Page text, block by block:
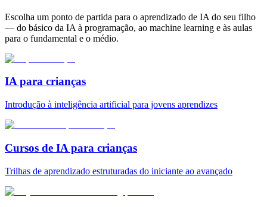
Escolha um ponto de partida para o aprendizado de IA do seu filho
— do básico da IA à programação, ao machine learning e às aulas
para o fundamental e o médio.
IA para crianças
Introdução à inteligência artificial para jovens aprendizes
Cursos de IA para crianças
Trilhas de aprendizado estruturadas do iniciante ao avançado